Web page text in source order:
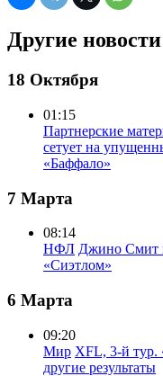
Другие новости
18 Октября
01:15
Партнерские
сетует на
«Баффало»
7 Марта
08:14
НФЛ Джино Смит
«Сиэтлом»
6 Марта
09:20
Мир XFL, 3-й тур.
другие результаты